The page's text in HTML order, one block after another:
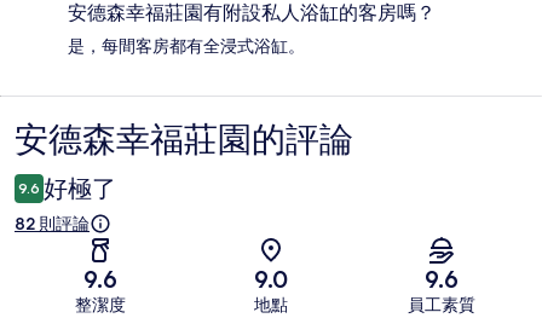
安德森幸福莊園有附設私人浴缸的客房嗎？
是，每間客房都有全浸式浴缸。
評
論
安德森幸福莊園的評論
9.6 好極了
82 則評論
9.6
整潔度
9.0
地點
9.6
員工素質